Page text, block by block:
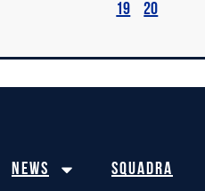
19 20
News Squadra